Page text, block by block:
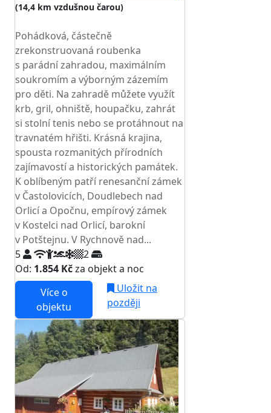
(14,4 km vzdušnou čarou)
Pohádková, částečně
zrekonstruovaná roubenka
s parádní zahradou, maximálním
soukromím a výborným zázemím
pro děti. Na zahradě můžete využít
krb, gril, ohniště, houpačku, zahrát
si stolní tenis nebo se protáhnout na
travnatém hřišti. Krásná krajina,
spousta rozmanitých přírodních
zajímavostí a historických památek.
K oblíbeným patří renesanční zámek
v Častolovicích, Doudlebech nad
Orlicí a Opočnu, empírový zámek
v Kostelci nad Orlicí, barokní
v Potštejnu. V Rychnově nad...
5
2
Od: 1.854 Kčza objekt a noc
Více o
objektu
Uložit na
později